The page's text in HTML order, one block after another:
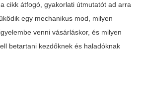
cikk átfogó, gyakorlati útmutatót ad arra
egy mechanikus mod, milyen
venni vásárláskor, és milyen
betartani kezdőknek és haladóknak